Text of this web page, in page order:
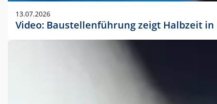
13.07.2026
Video: Baustellenführung zeigt Halbzeit